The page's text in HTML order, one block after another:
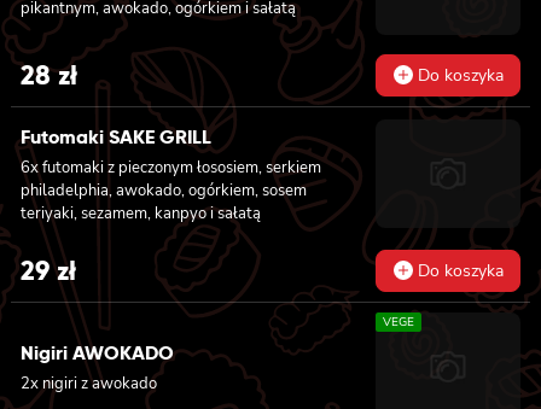
krewetką w tempurze, ogórkiem i
majonezem lekko pikantnym owinięta
ŁOSOSIEM 8x california GOLD z krewetką,
serkiem philadelphia i ogórkiem owinięta
ŁOSOSIEM 6x futomaki z TUŃCZYKIEM,
majonezem lekko pikantnym, awokado,
ogórkiem i sałatą 6x futomaki z KREWETKĄ
w tempurze, ogórkiem, sałatą i majonezem
lekko pikantnym 6x futomaki z ŁOSOSIEM,
awokado, ogórkiem, serkiem philadelphia i
sałatą 6x futomaki z pieczonym ŁOSOSIEM,
serkiem philadelphia, awokado, ogórkiem,
kanpyo i sałatą
pikantnym, awokado, ogórkiem i sałatą
28zł Do koszyka
Futomaki SAKE GRILL
6x futomaki z pieczonym łososiem, serkiem
philadelphia, awokado, ogórkiem, sosem
teriyaki, sezamem, kanpyo i sałatą
29zł Do koszyka
Nigiri AWOKADO
2x nigiri z awokado
VEGE